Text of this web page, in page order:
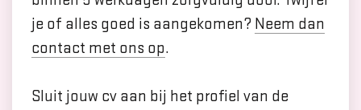
je of alles goed is aangekomen? Neem dan
contact met ons op.
Sluit jouw cv aan bij het profiel van de